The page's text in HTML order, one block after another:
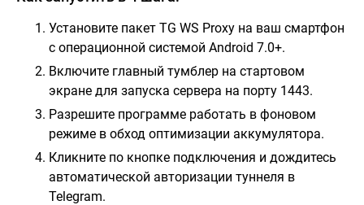
Установите пакет TG WS Proxy на ваш смартфон
с операционной системой Android 7.0+.
Включите главный тумблер на стартовом
экране для запуска сервера на порту 1443.
Разрешите программе работать в фоновом
режиме в обход оптимизации аккумулятора.
Кликните по кнопке подключения и дождитесь
автоматической авторизации туннеля в
Telegram.